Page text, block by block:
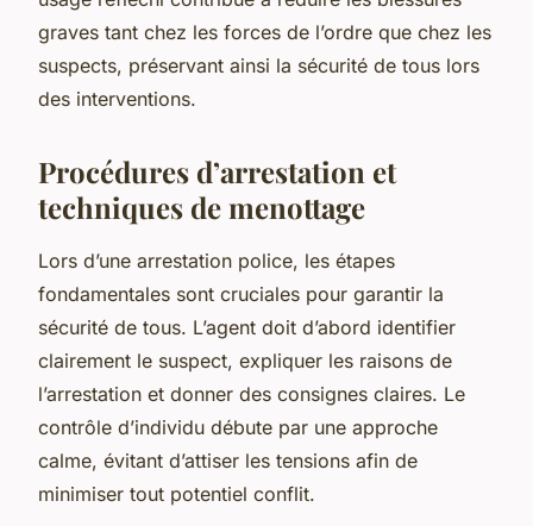
graves tant chez les forces de l’ordre que chez les
suspects, préservant ainsi la sécurité de tous lors
des interventions.
Procédures d’arrestation et
techniques de menottage
Lors d’une arrestation police, les étapes
fondamentales sont cruciales pour garantir la
sécurité de tous. L’agent doit d’abord identifier
clairement le suspect, expliquer les raisons de
l’arrestation et donner des consignes claires. Le
contrôle d’individu débute par une approche
calme, évitant d’attiser les tensions afin de
minimiser tout potentiel conflit.